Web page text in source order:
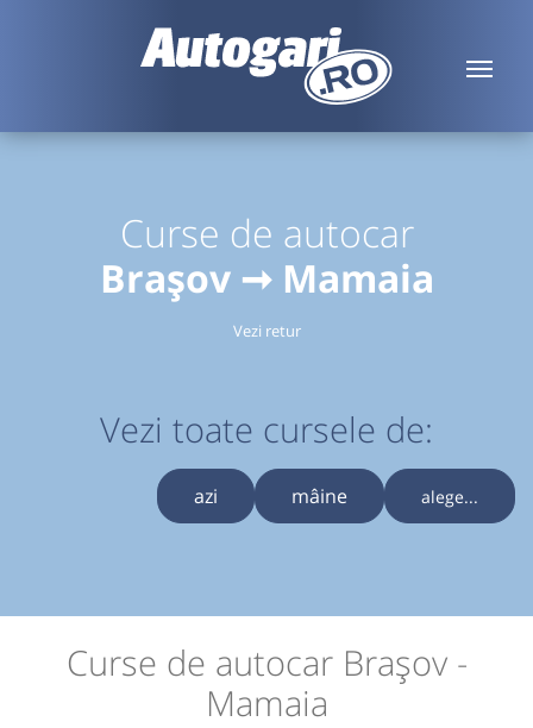
Curse de autocar
Brașov ➞ Mamaia
Vezi retur
Vezi toate cursele de:
azi mâine alege...
Curse de autocar Brașov -
Mamaia